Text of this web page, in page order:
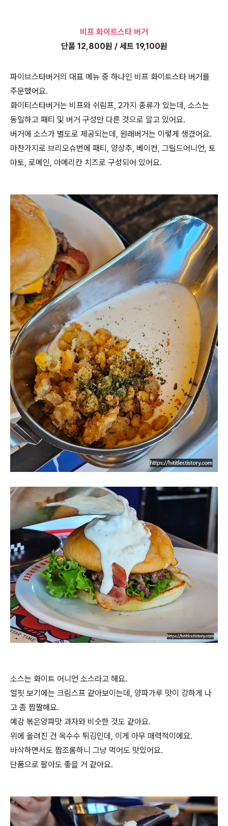
비프 화이트스타 버거
단품 12,800원 / 세트 19,100원
파이브스타버거의 대표 메뉴 중 하나인 비프 화이트스타 버거를
주문했어요.
화이티스타버거는 비프와 쉬림프, 2가지 종류가 있는데, 소스는
동일하고 패티 및 버거 구성만 다른 것으로 알고 있어요.
버거에 소스가 별도로 제공되는데, 원래버거는 이렇게 생겼어요.
마찬가지로 브리오슈번에 패티, 양상추, 베이컨, 그릴드어니언, 토
마토, 로메인, 아메리칸 치즈로 구성되어 있어요.
소스는 화이트 어니언 소스라고 해요.
얼핏 보기에는 크림스프 같아보이는데, 양파가루 맛이 강하게 나
고 좀 짭짤해요.
예감 볶은양파맛 과자와 비슷한 것도 같아요.
위에 올려진 건 옥수수 튀김인데, 이게 아무 매력적이에요.
바삭하면서도 짭조롬하니 그냥 먹어도 맛있어요.
단품으로 팔아도 좋을 거 같아요.